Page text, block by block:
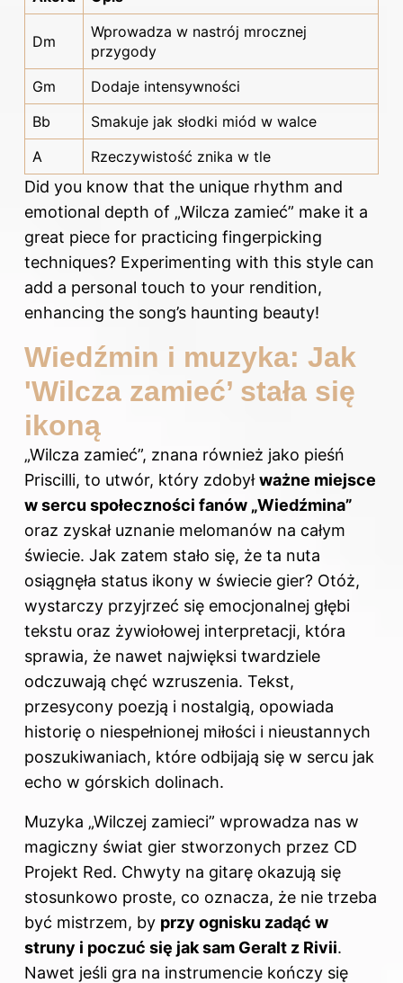
Dm
Wprowadza w nastrój mrocznej
przygody
Gm
Dodaje intensywności
Bb
Smakuje jak słodki miód w walce
A
Rzeczywistość znika w tle
Did you know that the unique rhythm and
emotional depth of „Wilcza zamieć” make it a
great piece for practicing fingerpicking
techniques? Experimenting with this style can
add a personal touch to your rendition,
enhancing the song’s haunting beauty!
Wiedźmin i muzyka: Jak
'Wilcza zamieć’ stała się
ikoną
„Wilcza zamieć”, znana również jako pieśń
Priscilli, to utwór, który zdobyłważne miejsce
w sercu społeczności fanów „Wiedźmina”
oraz zyskał uznanie melomanów na całym
świecie. Jak zatem stało się, że ta nuta
osiągnęła status ikony w świecie gier? Otóż,
wystarczy przyjrzeć się emocjonalnej głębi
tekstu oraz żywiołowej interpretacji, która
sprawia, że nawet najwięksi twardziele
odczuwają chęć wzruszenia. Tekst,
przesycony poezją i nostalgią, opowiada
historię o niespełnionej miłości i nieustannych
poszukiwaniach, które odbijają się w sercu jak
echo w górskich dolinach.
Muzyka „Wilczej zamieci” wprowadza nas w
magiczny świat gier stworzonych przez CD
Projekt Red. Chwyty na gitarę okazują się
stosunkowo proste, co oznacza, że nie trzeba
być mistrzem, by przy ognisku zadąć w
struny i poczuć się jak sam Geralt z Rivii.
Nawet jeśli gra na instrumencie kończy się